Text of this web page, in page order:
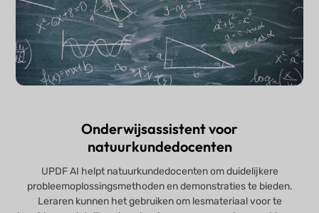
Onderwijsassistent voor
natuurkundedocenten
UPDF AI helpt natuurkundedocenten om duidelijkere
probleemoplossingsmethoden en demonstraties te bieden.
Leraren kunnen het gebruiken om lesmateriaal voor te